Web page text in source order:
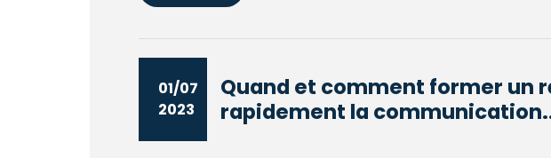
01/07
2023
Quand et comment former un
rapidement la